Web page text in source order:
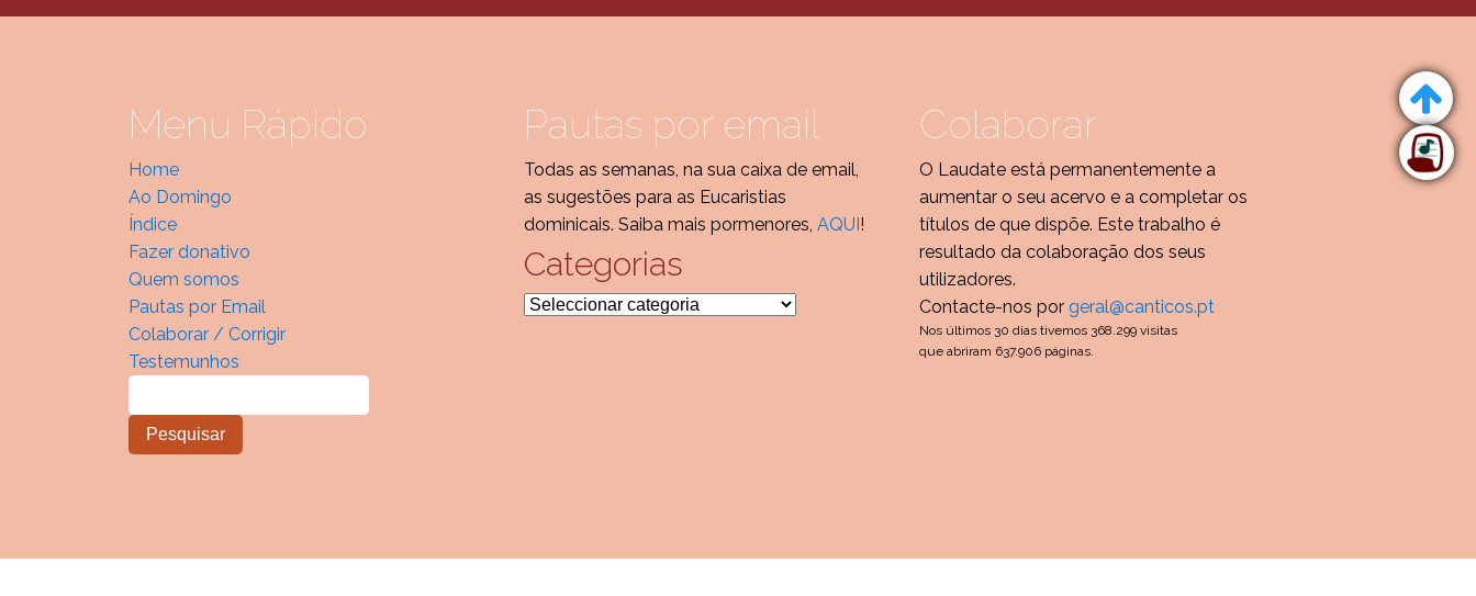
Menu Rápido
Home
Ao Domingo
Índice
Fazer donativo
Quem somos
Pautas por Email
Colaborar / Corrigir
Testemunhos
Pautas por email
Todas as semanas, na sua caixa de email,
as sugestões para as Eucaristias
dominicais. Saiba mais pormenores, AQUI !
Categorias
Categorias
Colaborar
O Laudate está permanentemente a
aumentar o seu acervo e a completar os
títulos de que dispõe. Este trabalho é
resultado da colaboração dos seus
utilizadores.
Contacte-nos por geral@canticos.pt
Nos últimos 30 dias tivemos 368.299 visitas
que abriram 637.906 páginas.